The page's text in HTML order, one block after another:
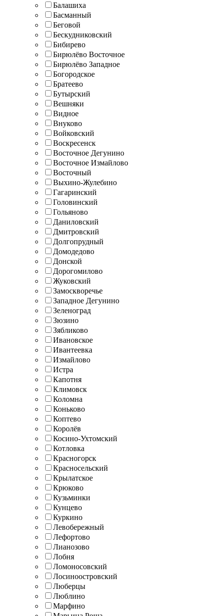
Балашиха
Басманный
Беговой
Бескудниковский
Бибирево
Бирюлёво Восточное
Бирюлёво Западное
Богородское
Братеево
Бутырский
Вешняки
Видное
Внуково
Войковский
Воскресенск
Восточное Дегунино
Восточное Измайлово
Восточный
Выхино-Жулебино
Гагаринский
Головинский
Гольяново
Даниловский
Дмитровский
Долгопрудный
Домодедово
Донской
Дорогомилово
Жуковский
Замоскворечье
Западное Дегунино
Зеленоград
Зюзино
Зябликово
Ивановское
Ивантеевка
Измайлово
Истра
Капотня
Климовск
Коломна
Коньково
Коптево
Королёв
Косино-Ухтомский
Котловка
Красногорск
Красносельский
Крылатское
Крюково
Кузьминки
Кунцево
Куркино
Левобережный
Лефортово
Лианозово
Лобня
Ломоносовский
Лосиноостровский
Люберцы
Люблино
Марфино